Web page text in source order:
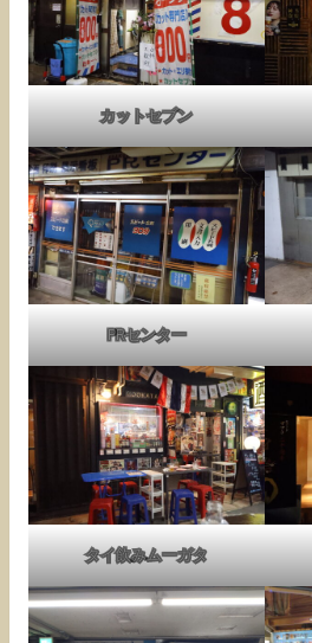
カットセブン
PRセンター
タイ飲みムーガタ